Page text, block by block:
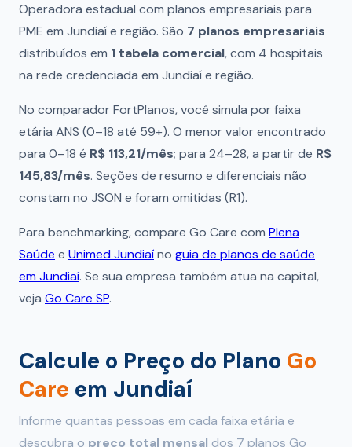
Operadora estadual com planos empresariais para
PME em Jundiaí e região. São 7 planos empresariais
distribuídos em 1 tabela comercial, com 4 hospitais
na rede credenciada em Jundiaí e região.
No comparador FortPlanos, você simula por faixa
etária ANS (0–18 até 59+). O menor valor encontrado
para 0–18 é R$ 113,21/mês; para 24–28, a partir de R$
145,83/mês. Seções de resumo e diferenciais não
constam no JSON e foram omitidas (R1).
Para benchmarking, compare Go Care com Plena
Saúde e Unimed Jundiaíno guia de planos de saúde
em Jundiaí. Se sua empresa também atua na capital,
veja Go Care SP.
Calcule o Preço do Plano Go
Care em Jundiaí
Informe quantas pessoas em cada faixa etária e
descubra o preço total mensal dos 7 planos Go